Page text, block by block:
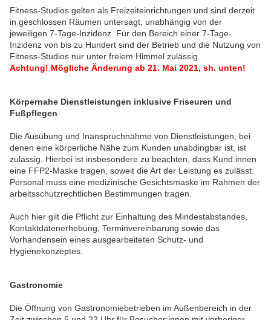
Fitness-Studios gelten als Freizeiteinrichtungen und sind derzeit
in geschlossen Räumen untersagt, unabhängig von der
jeweiligen 7-Tage-Inzidenz. Für den Bereich einer 7-Tage-
Inzidenz von bis zu Hundert sind der Betrieb und die Nutzung von
Fitness-Studios nur unter freiem Himmel zulässig.
Achtung! Mögliche Änderung ab 21. Mai 2021, sh. unten!
Körpernahe Dienstleistungen inklusive Friseuren und
Fußpflegen
Die Ausübung und Inanspruchnahme von Dienstleistungen, bei
denen eine körperliche Nähe zum Kunden unabdingbar ist, ist
zulässig. Hierbei ist insbesondere zu beachten, dass Kund:innen
eine FFP2-Maske tragen, soweit die Art der Leistung es zulässt.
Personal muss eine medizinische Gesichtsmaske im Rahmen der
arbeitsschutzrechtlichen Bestimmungen tragen.
Auch hier gilt die Pflicht zur Einhaltung des Mindestabstandes,
Kontaktdatenerhebung, Terminvereinbarung sowie das
Vorhandensein eines ausgearbeiteten Schutz- und
Hygienekonzeptes.
Gastronomie
Die Öffnung von Gastronomiebetrieben im Außenbereich in der